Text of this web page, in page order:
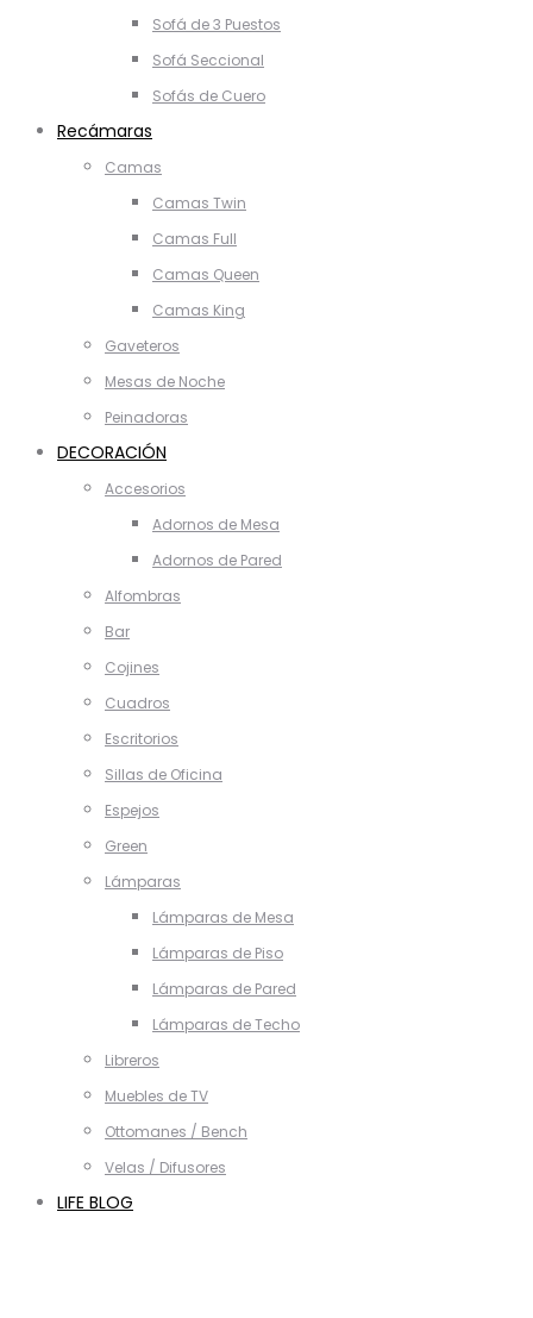
Sofá de 3 Puestos
Sofá Seccional
Sofás de Cuero
Recámaras
Camas
Camas Twin
Camas Full
Camas Queen
Camas King
Gaveteros
Mesas de Noche
Peinadoras
DECORACIÓN
Accesorios
Adornos de Mesa
Adornos de Pared
Alfombras
Bar
Cojines
Cuadros
Escritorios
Sillas de Oficina
Espejos
Green
Lámparas
Lámparas de Mesa
Lámparas de Piso
Lámparas de Pared
Lámparas de Techo
Libreros
Muebles de TV
Ottomanes / Bench
Velas / Difusores
LIFE BLOG